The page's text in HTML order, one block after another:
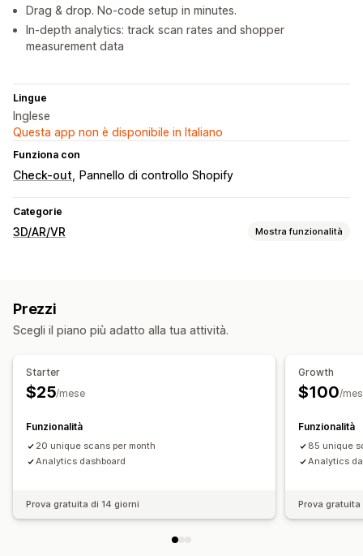
Drag & drop. No-code setup in minutes.
In-depth analytics: track scan rates and shopper
measurement data
Lingue
Inglese
Questa app non è disponibile in Italiano
Funziona con
Check-out Pannello di controllo Shopify
Categorie
3D/AR/VR Mostra funzionalità
Basato sull’IA
Prezzi
Scegli il piano più adatto alla tua attività.
Starter
$25/mese
Funzionalità
20 unique scans per month
Analytics dashboard
Prova gratuita di 14 giorni
Growth
$100/
Funzionalità
85 unique
Analytics
Prova